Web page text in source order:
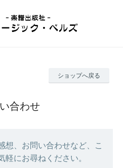
ショップへ戻る
合わせ
想、お問い合わせなど、こ
軽にお尋ねください。